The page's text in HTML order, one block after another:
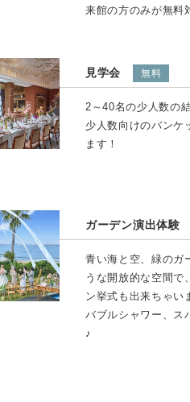
来館の方のみが無料
見学会 無料
2～40名の少人数の
少人数向けのバンケ
ます！
ガーデン演出体験
青い海と空、緑のガ
うな開放的な空間で
ン挙式も出来ちゃい
バブルシャワー、ス
♪